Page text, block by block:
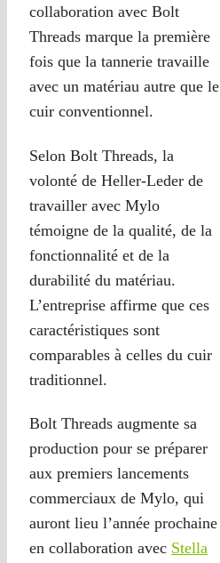
collaboration avec Bolt
Threads marque la première
fois que la tannerie travaille
avec un matériau autre que le
cuir conventionnel.
Selon Bolt Threads, la
volonté de Heller-Leder de
travailler avec Mylo
témoigne de la qualité, de la
fonctionnalité et de la
durabilité du matériau.
L’entreprise affirme que ces
caractéristiques sont
comparables à celles du cuir
traditionnel.
Bolt Threads augmente sa
production pour se préparer
aux premiers lancements
commerciaux de Mylo, qui
auront lieu l’année prochaine
en collaboration avec Stella